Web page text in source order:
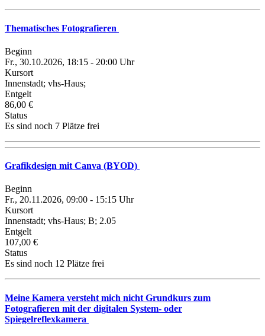
Thematisches Fotografieren
Beginn
Fr., 30.10.2026, 18:15 - 20:00 Uhr
Kursort
Innenstadt; vhs-Haus;
Entgelt
86,00 €
Status
Es sind noch 7 Plätze frei
Grafikdesign mit Canva (BYOD)
Beginn
Fr., 20.11.2026, 09:00 - 15:15 Uhr
Kursort
Innenstadt; vhs-Haus; B; 2.05
Entgelt
107,00 €
Status
Es sind noch 12 Plätze frei
Meine Kamera versteht mich nicht Grundkurs zum
Fotografieren mit der digitalen System- oder
Spiegelreflexkamera